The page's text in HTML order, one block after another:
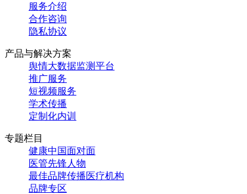
服务介绍
合作咨询
隐私协议
产品与解决方案
舆情大数据监测平台
推广服务
短视频服务
学术传播
定制化内训
专题栏目
健康中国面对面
医管先锋人物
最佳品牌传播医疗机构
品牌专区